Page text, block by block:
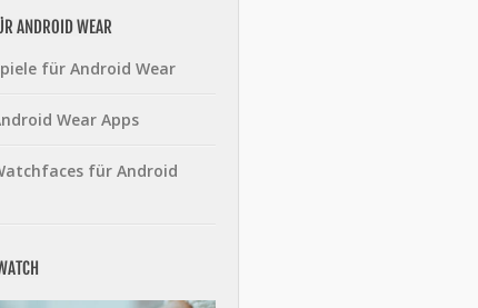
ANDROID WEAR
für Android Wear
Wear Apps
für Android